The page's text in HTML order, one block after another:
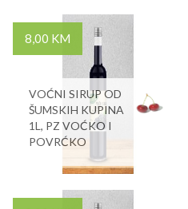
8,00 KM
VOĆNI SIRUP OD
ŠUMSKIH KUPINA
1L, PZ VOĆKO I
POVRĆKO